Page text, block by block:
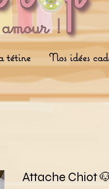
tétine Nos idées
Attache Chiot